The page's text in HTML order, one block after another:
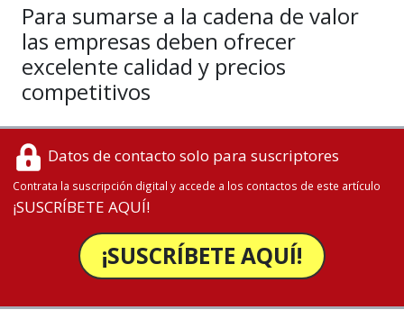
Para sumarse a la cadena de valor
las empresas deben ofrecer
excelente calidad y precios
competitivos
Datos de contacto solo para suscriptores
Contrata la suscripción digital y accede a los contactos de este artículo
¡SUSCRÍBETE AQUÍ!
¡SUSCRÍBETE AQUÍ!